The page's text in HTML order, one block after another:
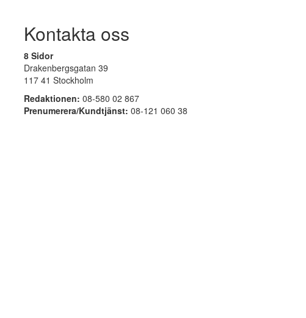
Kontakta oss
8 Sidor
Drakenbergsgatan 39
117 41 Stockholm
Redaktionen: 08-580 02 867
Prenumerera/Kundtjänst: 08-121 060 38